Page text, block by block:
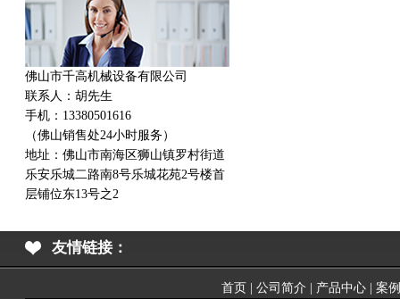
佛山市千高机械设备有限公司
联系人：胡先生
手机：13380501616
（佛山销售处24小时服务）
地址： 佛山市南海区狮山镇罗村街道
乐安乐城二路南8号乐城花苑2号楼首
层铺位东13号之2
友情链接：
首页| 公司简介 | 产品中心| 案